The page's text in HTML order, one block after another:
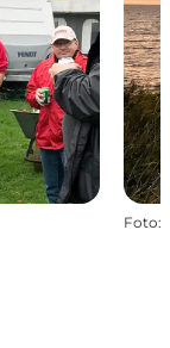
Foto: